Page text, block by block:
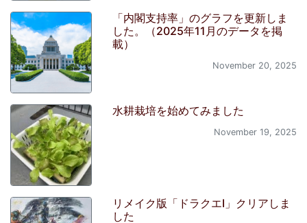
「内閣支持率」のグラフを更新しま
した。（2025年11月のデータを掲
載）
November 20, 2025
水耕栽培を始めてみました
November 19, 2025
リメイク版「ドラクエI」クリアしま
した